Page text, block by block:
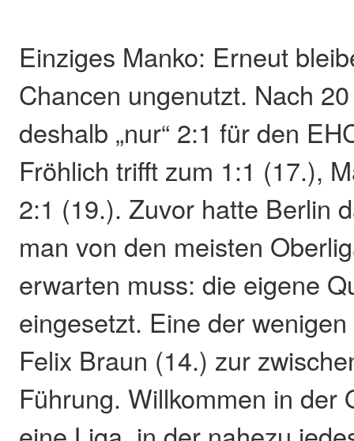
Einziges Manko: Erneut
Chancen ungenutzt. Nach
deshalb „nur“ 2:1 für den
Fröhlich trifft zum 1:1 (17.),
2:1 (19.). Zuvor hatte Berlin
man von den meisten
erwarten muss: die eigene
eingesetzt. Eine der
Felix Braun (14.) zur
Führung. Willkommen in der